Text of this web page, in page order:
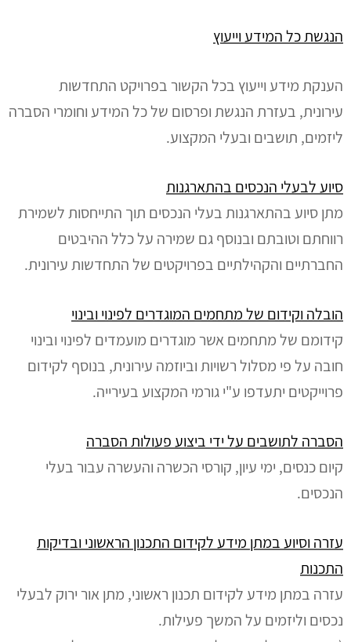
הנגשת כל המידע וייעוץ
הענקת מידע וייעוץ בכל הקשור בפרויקט התחדשות
עירונית, בעזרת הנגשת ופרסום של כל המידע וחומרי הסברה
ליזמים, תושבים ובעלי המקצוע.
סיוע לבעלי הנכסים בהתארגנות
מתן סיוע בהתארגנות בעלי הנכסים תוך התייחסות לשמירת
רווחתם וטובתם ובנוסף גם שמירה על כלל ההיבטים
החברתיים והקהילתיים בפרויקטים של התחדשות עירונית.
הובלה וקידום של מתחמים המוגדרים לפינוי ובינוי
קידומם של מתחמים אשר מוגדרים מועמדים לפינוי ובינוי
חובה על פי מסלול רשויות וביוזמה עירונית, בנוסף לקידום
פרוייקטים יתעדפו ע"י גורמי המקצוע בעירייה.
הסברה לתושבים על ידי ביצוע פעולות הסברה
קיום כנסים, ימי עיון, קורסי הכשרה והעשרה עבור בעלי
הנכסים.
עזרה וסיוע במתן מידע לקידום התכנון הראשוני ובדיקות
התכנות
עזרה במתן מידע לקידום תכנון ראשוני, מתן אור ירוק לבעלי
נכסים וליזמים על המשך פעילות.